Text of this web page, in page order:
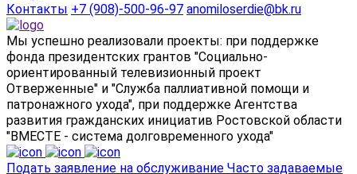
Контакты +7 (908)-500-96-97 anomiloserdie@bk.ru
Мы успешно реализовали проекты: при поддержке
фонда президентских грантов "Социально-
ориентированный телевизионный проект
Отверженные" и "Служба паллиативной помощи и
патронажного ухода", при поддержке Агентства
развития гражданских инициатив Ростовской области
"ВМЕСТЕ - система долговременного ухода"
Подать заявление на обслуживание Часто задаваемые